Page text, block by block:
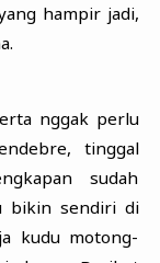
hampir jadi,
nggak perlu
tinggal
sudah
bikin sendiri di
kudu motong-